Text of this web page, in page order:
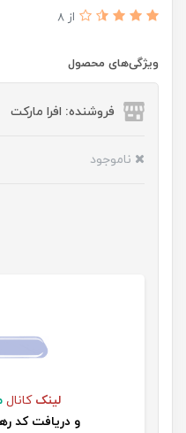
از 8
ویژگی‌های محصول
فروشنده: افرا مارکت
ناموجود
لینک کانال
و دریافت کد